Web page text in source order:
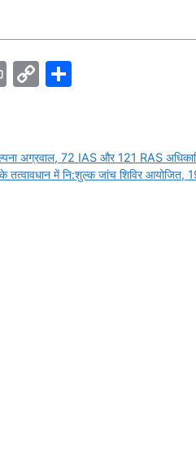
Pr C
y
Li
e
अग्रवाल, 72 IAS और 121 RAS
तत्वावधान में नि:शुल्क जांच शिविर आयोजित,